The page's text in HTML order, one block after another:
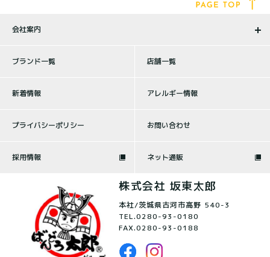
会社案内
ブランド一覧 店舗一覧
新着情報 アレルギー情報
プライバシーポリシー お問い合わせ
採用情報 ネット通販
株式会社 坂東太郎
本社/茨城県古河市高野 540-3
TEL.0280-93-0180
FAX.0280-93-0188